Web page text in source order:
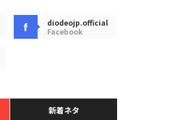
diodeojp.official
Facebook
新着ネタ